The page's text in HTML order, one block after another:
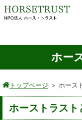
ホー
トップページ ＞ ホース
ホーストラスト